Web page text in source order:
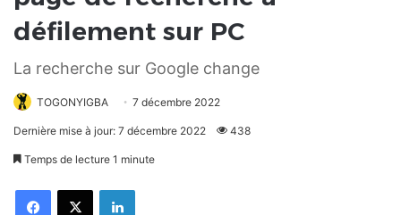
défilement sur PC
La recherche sur Google change
TOGONYIGBA 7 décembre 2022
Dernière mise à jour: 7 décembre 2022 438
Temps de lecture 1 minute
FacebookX Linkedin